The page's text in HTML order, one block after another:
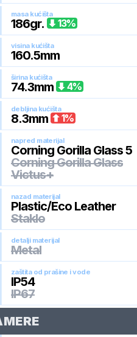
masa kućišta
186gr. 13%
visina kućišta
160.5mm
širina kućišta
74.3mm 4%
debljina kućišta
8.3mm 1%
napred materijal
Corning Gorilla Glass 5
Corning Gorilla Glass
Victus+
nazad materijal
Plastic/Eco Leather
Staklo
detalji materijal
Metal
zaštita od prašine i vode
IP54
IP67